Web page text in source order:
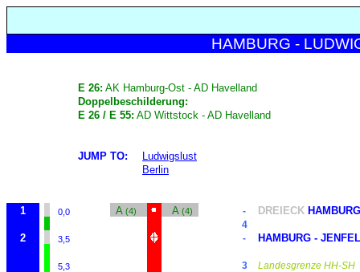
HAMBURG -
E 26: AK Hamburg-Ost - AD Havelland
Doppelbeschilderung:
E 26 / E 55: AD Wittstock - AD Havelland
JUMP TO:
Ludwigslust
Berlin
1 0,0 A (4) A (4) - DREIECK
4
2 3,5 - HAMBURG -
5,3 3 Landesgrenze HH-SH